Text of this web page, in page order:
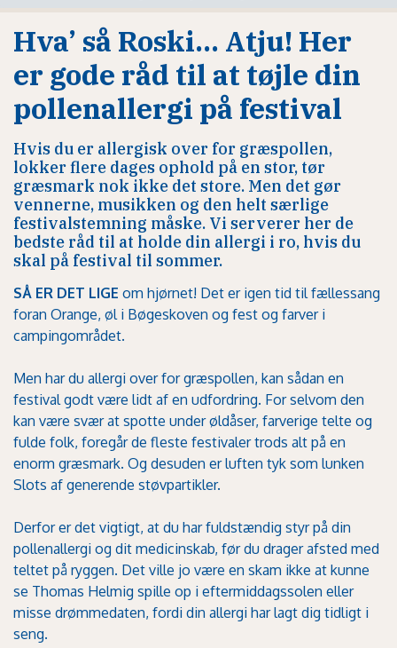
Hva’ så Roski... Atju! Her
er gode råd til at tøjle din
pollenallergi på festival
Hvis du er allergisk over for græspollen,
lokker flere dages ophold på en stor, tør
græsmark nok ikke det store. Men det gør
vennerne, musikken og den helt særlige
festivalstemning måske. Vi serverer her de
bedste råd til at holde din allergi i ro, hvis du
skal på festival til sommer.
SÅ ER DET LIGE om hjørnet! Det er igen tid til fællessang
foran Orange, øl i Bøgeskoven og fest og farver i
campingområdet.
Men har du allergi over for græspollen, kan sådan en
festival godt være lidt af en udfordring. For selvom den
kan være svær at spotte under øldåser, farverige telte og
fulde folk, foregår de fleste festivaler trods alt på en
enorm græsmark. Og desuden er luften tyk som lunken
Slots af generende støvpartikler.
Derfor er det vigtigt, at du har fuldstændig styr på din
pollenallergi og dit medicinskab, før du drager afsted med
teltet på ryggen. Det ville jo være en skam ikke at kunne
se Thomas Helmig spille op i eftermiddagssolen eller
misse drømmedaten, fordi din allergi har lagt dig tidligt i
seng.